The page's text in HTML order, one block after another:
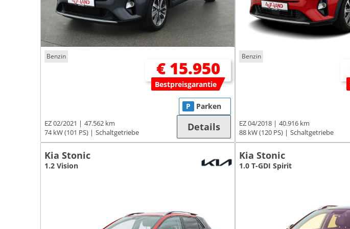
Benzin
€ 15.950
Bestpreisgarantie
EZ 02/2021
47.562 km
74 kW (101 PS)
Schaltgetriebe
P Parken
Details
Benzin
EZ 04/2018
40.916 km
88 kW (120 PS)
Schaltgetriebe
Kia Stonic
1.2 Vision
Kia Stonic
1.0 T-GDI Spirit